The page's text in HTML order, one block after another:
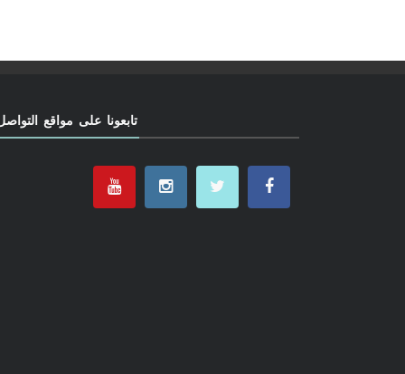
تابعونا على مواقع